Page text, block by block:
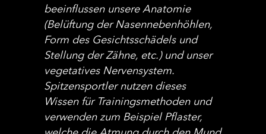
beeinflussen unsere Anatomie
(Belüftung der Nasennebenhöhlen,
Form des Gesichtsschädels und
Stellung der Zähne, etc.) und unser
vegetatives Nervensystem.
Spitzensportler nutzen dieses
Wissen für Trainingsmethoden und
verwenden zum Beispiel Pflaster,